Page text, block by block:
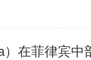
在菲律宾中